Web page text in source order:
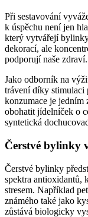
Při sestavování
k úspěchu není jen
který vytvářejí
dekorací, ale
podporují naše zdraví.
Jako odborník na
trávení díky stimulaci
konzumace je jedním
obohatit jídelníček o
syntetická
Čerstvé bylinky
Čerstvé bylinky
spektra antioxidantů,
stresem. Například
známého také jako
zůstává biologicky